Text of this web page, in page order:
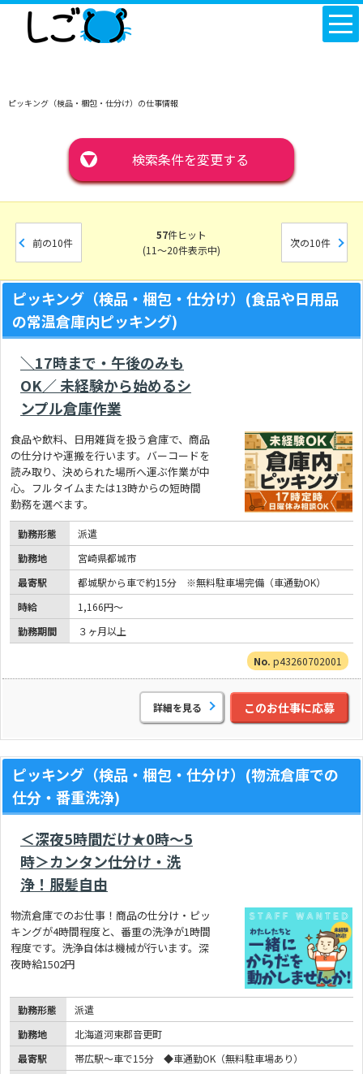
ピッキング（検品・梱包・仕分け）の仕事情報
▼ 検索条件を変更する
前の10件
57件ヒット
(11～20件表示中)
次の10件
ピッキング（検品・梱包・仕分け）(食品や日用品
の常温倉庫内ピッキング)
＼17時まで・午後のみも
OK／ 未経験から始めるシ
ンプル倉庫作業
食品や飲料、日用雑貨を扱う倉庫で、商品
の仕分けや運搬を行います。バーコードを
読み取り、決められた場所へ運ぶ作業が中
心。フルタイムまたは13時からの短時間
勤務を選べます。
勤務形態
派遣
勤務地
宮崎県都城市
最寄駅
都城駅から車で約15分 ※無料駐車場完備（車通勤OK）
時給
1,166円～
勤務期間
３ヶ月以上
p43260702001
詳細を見る このお仕事に応募
ピッキング（検品・梱包・仕分け）(物流倉庫での
仕分・番重洗浄)
＜深夜5時間だけ★0時～5
時＞カンタン仕分け・洗
浄！服髪自由
物流倉庫でのお仕事！商品の仕分け・ピッ
キングが4時間程度と、番重の洗浄が1時間
程度です。洗浄自体は機械が行います。深
夜時給1502円
勤務形態
派遣
勤務地
北海道河東郡音更町
最寄駅
帯広駅～車で15分 ◆車通勤OK（無料駐車場あり）